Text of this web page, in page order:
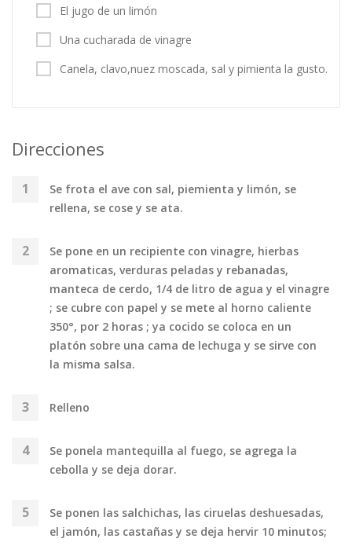
El jugo de un limón
Una cucharada de vinagre
Canela, clavo,nuez moscada, sal y pimienta la gusto.
Direcciones
Se frota el ave con sal, piemienta y limón, se
rellena, se cose y se ata.
Se pone en un recipiente con vinagre, hierbas
aromaticas, verduras peladas y rebanadas,
manteca de cerdo, 1/4 de litro de agua y el vinagre
; se cubre con papel y se mete al horno caliente
350°, por 2 horas ; ya cocido se coloca en un
platón sobre una cama de lechuga y se sirve con
la misma salsa.
Relleno
Se ponela mantequilla al fuego, se agrega la
cebolla y se deja dorar.
Se ponen las salchichas, las ciruelas deshuesadas,
el jamón, las castañas y se deja hervir 10 minutos;